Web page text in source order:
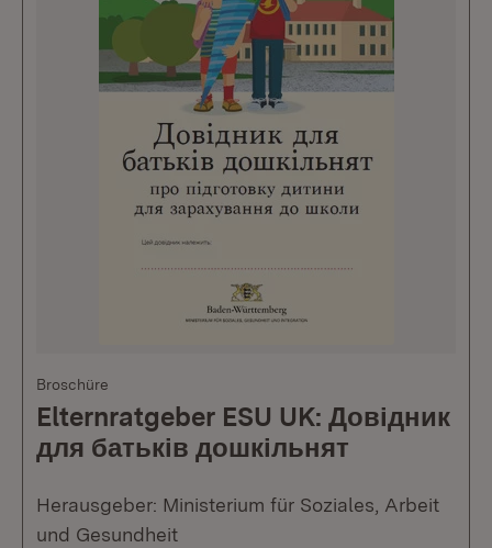
Broschüre
Elternratgeber ESU UK: Довідник
для батьків дошкільнят
Herausgeber: Ministerium für Soziales, Arbeit
und Gesundheit